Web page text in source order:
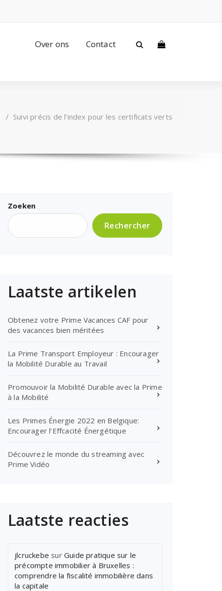
Over ons Contact
/ Suivi précis de l’index pour les certificats verts
Zoeken
Rechercher
Laatste artikelen
Obtenez votre Prime Vacances CAF pour
des vacances bien méritées
La Prime Transport Employeur : Encourager
la Mobilité Durable au Travail
Promouvoir la Mobilité Durable avec la Prime
à la Mobilité
Les Primes Énergie 2022 en Belgique:
Encourager l’Effcacité Énergétique
Découvrez le monde du streaming avec
Prime Vidéo
Laatste reacties
jlcruckebe sur Guide pratique sur le
précompte immobilier à Bruxelles :
comprendre la fiscalité immobilière dans
la capitale